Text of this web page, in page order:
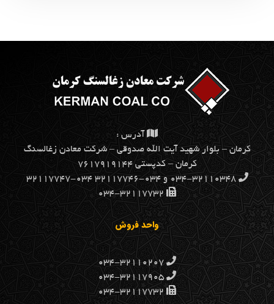
آدرس :
كرمان – بلوار شهيد آيت الله صدوقي – شركت معادن زغالسنگ
كرمان – کدپستی ۷۶۱۷۹۱۹۱۴۴
۰۳۴-۳۲۱۱۰۳۴۸ و ۰۳۴-۳۲۱۱۷۷۴۶ ۰۳۴-۳۲۱۱۷۷۴۷
۰۳۴-۳۲۱۱۷۷۳۲
واحد فروش
۰۳۴-۳۲۱۱۰۲۰۷
۰۳۴-۳۲۱۱۷۹۰۵
۰۳۴-۳۲۱۱۷۷۳۲